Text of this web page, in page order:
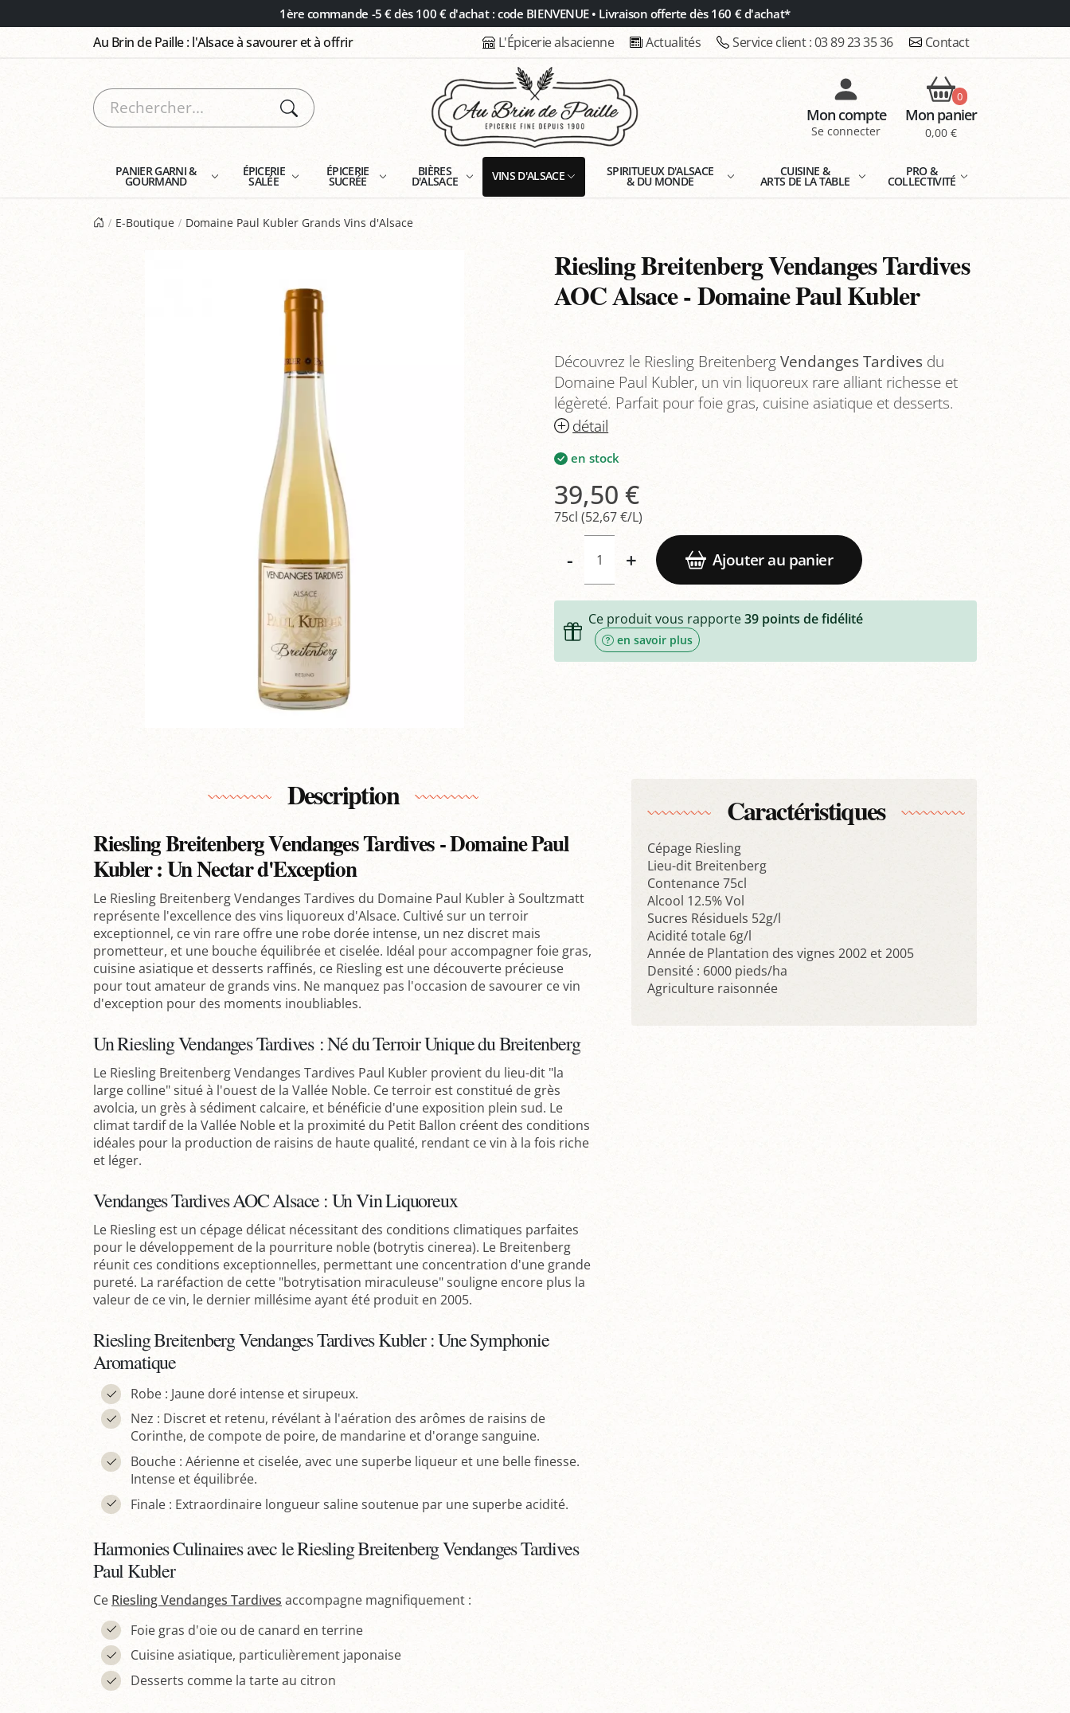
1ère commande -5 € dès 100 € d'achat : code BIENVENUE • Livraison offerte dès 160 € d'achat*
Au Brin de Paille : l'Alsace à savourer et à offrir L'Épicerie alsacienne Actualités Service client :03 89 23 35 36 Contact
Mon compte
Se connecter
0
Mon panier
0,00 €
PANIER GARNI &
GOURMAND
ÉPICERIE
SALÉE
ÉPICERIE
SUCRÉE
BIÈRES
D'ALSACE VINS D'ALSACE SPIRITUEUX D'ALSACE
& DU MONDE
CUISINE &
ARTS DE LA TABLE
PRO &
COLLECTIVITÉ
E-Boutique Domaine Paul Kubler Grands Vins d'Alsace
Riesling Breitenberg Vendanges Tardives
AOC Alsace - Domaine Paul Kubler
Découvrez le Riesling BreitenbergVendanges Tardives du
Domaine Paul Kubler, un vin liquoreux rare alliant richesse et
légèreté. Parfait pour foie gras, cuisine asiatique et desserts.
détail
en stock
39,50 €
75cl (52,67 €/L)
- + Ajouter au panier
Ce produit vous rapporte39 points de fidélité
en savoir plus
Description
Riesling Breitenberg Vendanges Tardives - Domaine Paul
Kubler : Un Nectar d'Exception
Le Riesling Breitenberg Vendanges Tardives du Domaine Paul Kubler à Soultzmatt
représente l'excellence des vins liquoreux d'Alsace. Cultivé sur un terroir
exceptionnel, ce vin rare offre une robe dorée intense, un nez discret mais
prometteur, et une bouche équilibrée et ciselée. Idéal pour accompagner foie gras,
cuisine asiatique et desserts raffinés, ce Riesling est une découverte précieuse
pour tout amateur de grands vins. Ne manquez pas l'occasion de savourer ce vin
d'exception pour des moments inoubliables.
Un Riesling Vendanges Tardives : Né du Terroir Unique du Breitenberg
Le Riesling Breitenberg Vendanges Tardives Paul Kubler provient du lieu-dit "la
large colline" situé à l'ouest de la Vallée Noble. Ce terroir est constitué de grès
avolcia, un grès à sédiment calcaire, et bénéficie d'une exposition plein sud. Le
climat tardif de la Vallée Noble et la proximité du Petit Ballon créent des conditions
idéales pour la production de raisins de haute qualité, rendant ce vin à la fois riche
et léger.
Vendanges Tardives AOC Alsace : Un Vin Liquoreux
Le Riesling est un cépage délicat nécessitant des conditions climatiques parfaites
pour le développement de la pourriture noble (botrytis cinerea). Le Breitenberg
réunit ces conditions exceptionnelles, permettant une concentration d'une grande
pureté. La raréfaction de cette "botrytisation miraculeuse" souligne encore plus la
valeur de ce vin, le dernier millésime ayant été produit en 2005.
Riesling Breitenberg Vendanges Tardives Kubler : Une Symphonie
Aromatique
Robe : Jaune doré intense et sirupeux.
Nez : Discret et retenu, révélant à l'aération des arômes de raisins de
Corinthe, de compote de poire, de mandarine et d'orange sanguine.
Bouche : Aérienne et ciselée, avec une superbe liqueur et une belle finesse.
Intense et équilibrée.
Finale : Extraordinaire longueur saline soutenue par une superbe acidité.
Harmonies Culinaires avec le Riesling Breitenberg Vendanges Tardives
Paul Kubler
Ce Riesling Vendanges Tardives accompagne magnifiquement :
Foie gras d'oie ou de canard en terrine
Cuisine asiatique, particulièrement japonaise
Desserts comme la tarte au citron
Caractéristiques
Cépage Riesling
Lieu-dit Breitenberg
Contenance 75cl
Alcool 12.5% Vol
Sucres Résiduels 52g/l
Acidité totale 6g/l
Année de Plantation des vignes 2002 et 2005
Densité : 6000 pieds/ha
Agriculture raisonnée